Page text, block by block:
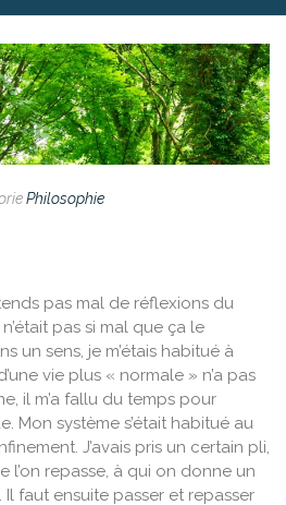
Philosophie
pas mal de réflexions du
pas si mal que ça le
un sens, je m’étais habitué à
vie plus « normale » n’a pas
il m’a fallu du temps pour
Mon système s’était habitué au
J’avais pris un certain pli,
l’on repasse, à qui on donne un
faut ensuite passer et repasser